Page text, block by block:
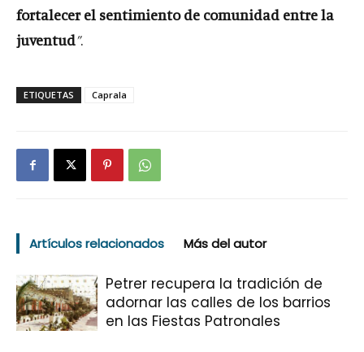
fortalecer el sentimiento de comunidad entre la
juventud”.
ETIQUETAS Caprala
Artículos relacionados Más del autor
Petrer recupera la tradición de
adornar las calles de los barrios
en las Fiestas Patronales